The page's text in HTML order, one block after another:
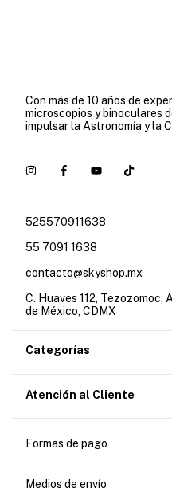
Con más de 10 años de
microscopios y binoculares
impulsar la Astronomía y la
525570911638
55 7091 1638
contacto@skyshop.mx
C. Huaves 112,
de México, CDMX
Categorías
Atención al Cliente
Formas de pago
Medios de envío